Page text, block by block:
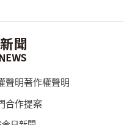
聲明著作權聲明
合作提案